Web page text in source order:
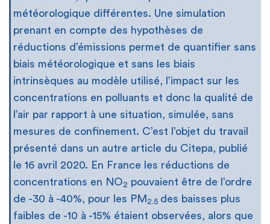
météorologique différentes. Une simulation
prenant en compte des hypothèses de
réductions d’émissions permet de quantifier sans
biais météorologique et sans les biais
intrinsèques au modèle utilisé, l’impact sur les
concentrations en polluants et donc la qualité de
l’air par rapport à une situation, simulée, sans
mesures de confinement. C’est l’objet du travail
présenté dans un autre article du Citepa, publié
le 16 avril 2020. En France les réductions de
concentrations en NO2 pouvaient être de l’ordre
de -30 à -40%, pour les PM2.5 des baisses plus
faibles de -10 à -15% étaient observées, alors que